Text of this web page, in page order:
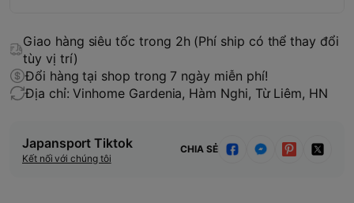
Giao hàng siêu tốc trong 2h (Phí ship có thể thay đổi
tùy vị trí)
Đổi hàng tại shop trong 7 ngày miễn phí!
Địa chỉ: Vinhome Gardenia, Hàm Nghi, Từ Liêm, HN
Japansport Tiktok
Kết nối với chúng tôi
CHIA SẺ